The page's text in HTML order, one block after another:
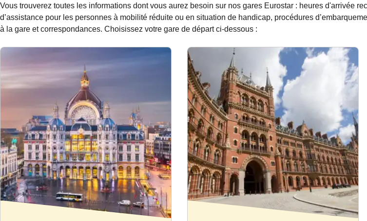
Vous trouverez toutes les informations dont vous aurez besoin sur nos gares Eurostar : heures d'arrivée
d’assistance pour les personnes à mobilité réduite ou en situation de handicap, procédures
à la gare et correspondances. Choisissez votre gare de départ ci-dessous :